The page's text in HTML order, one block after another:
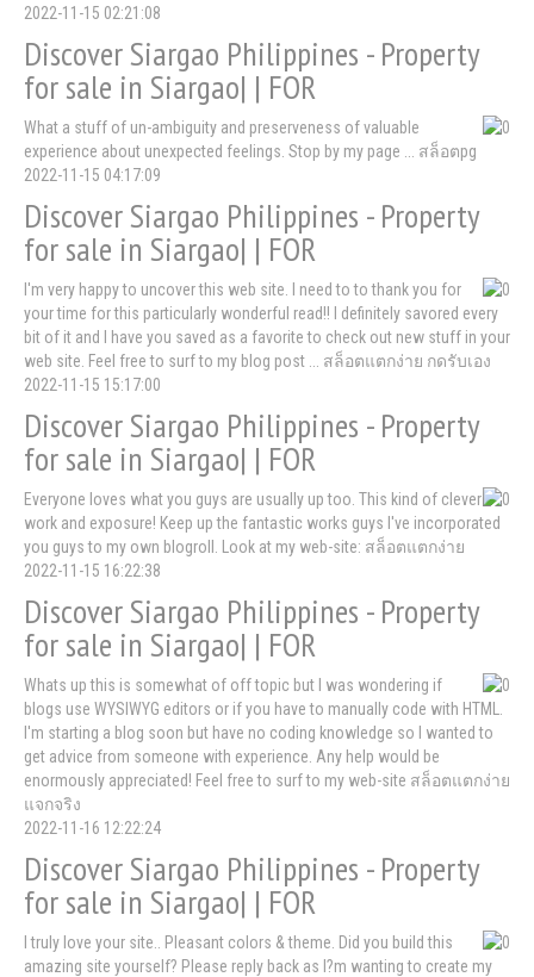
2022-11-15 02:21:08
Discover Siargao Philippines - Property
for sale in Siargao| | FOR
What a stuff of un-ambiguity and preserveness of valuable
experience about unexpected feelings. Stop by my page ... สล็อตpg
2022-11-15 04:17:09
Discover Siargao Philippines - Property
for sale in Siargao| | FOR
I'm very happy to uncover this web site. I need to to thank you for
your time for this particularly wonderful read!! I definitely savored every
bit of it and I have you saved as a favorite to check out new stuff in your
web site. Feel free to surf to my blog post ... สล็อตแตกง่าย กดรับเอง
2022-11-15 15:17:00
Discover Siargao Philippines - Property
for sale in Siargao| | FOR
Everyone loves what you guys are usually up too. This kind of clever
work and exposure! Keep up the fantastic works guys I've incorporated
you guys to my own blogroll. Look at my web-site: สล็อตแตกง่าย
2022-11-15 16:22:38
Discover Siargao Philippines - Property
for sale in Siargao| | FOR
Whats up this is somewhat of off topic but I was wondering if
blogs use WYSIWYG editors or if you have to manually code with HTML.
I'm starting a blog soon but have no coding knowledge so I wanted to
get advice from someone with experience. Any help would be
enormously appreciated! Feel free to surf to my web-site สล็อตแตกง่าย
แจกจริง
2022-11-16 12:22:24
Discover Siargao Philippines - Property
for sale in Siargao| | FOR
I truly love your site.. Pleasant colors & theme. Did you build this
amazing site yourself? Please reply back as I?m wanting to create my